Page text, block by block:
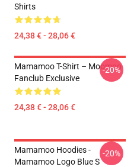
Shirts
24,38 € - 28,06 €
Mamamoo T-Shirt – Moomoo
Fanclub Exclusive
24,38 € - 28,06 €
-20%
Mamamoo Hoodies -
Mamamoo Logo Blue S
-20%